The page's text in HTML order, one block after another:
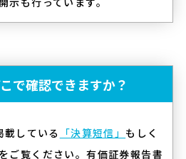
で確認できますか？
している 「決算短信」 もしく
をご覧ください。有価証券報告書